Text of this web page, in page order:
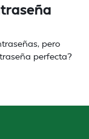
pero
perfecta?